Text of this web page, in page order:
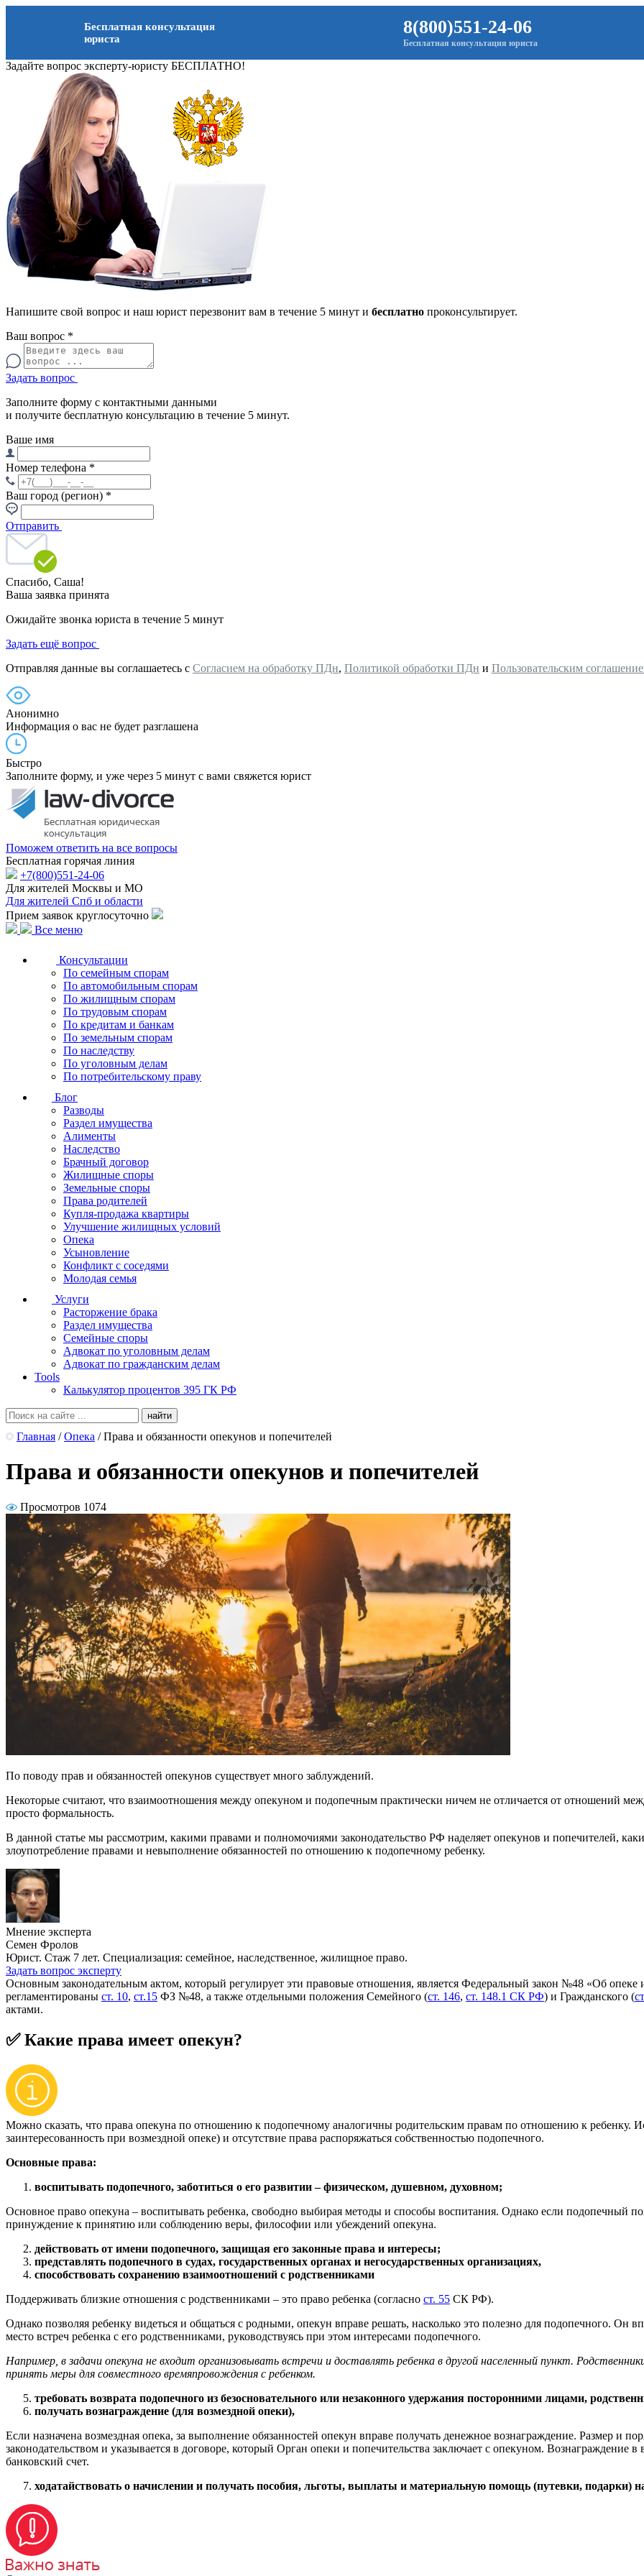
Бесплатная консультация
юриста
8(800)551-24-06
Бесплатная консультация юриста
Задайте вопрос эксперту-юристу БЕСПЛАТНО!
Напишите свой вопрос и наш юрист перезвонит вам в течение 5 минут и бесплатно проконсультирует.
Ваш вопрос *
Задать вопрос
Заполните форму с контактными данными
и получите бесплатную консультацию в течение 5 минут.
Ваше имя
Номер телефона *
Ваш город (регион) *
Отправить
Спасибо, Саша!
Ваша заявка принята
Ожидайте звонка юриста в течение 5 минут
Задать ещё вопрос
Отправляя данные вы соглашаетесь с Согласием на обработку ПДн, Политикой обработки ПДн и Пользовательским
Анонимно
Информация о вас не будет разглашена
Быстро
Заполните форму, и уже через 5 минут с вами свяжется юрист
Поможем ответить на все вопросы
Бесплатная горячая линия
+7(800)551-24-06
Для жителей Москвы и МО
Для жителей Спб и области
Прием заявок круглосуточно
Все меню
Консультации
По семейным спорам
По автомобильным спорам
По жилищным спорам
По трудовым спорам
По кредитам и банкам
По земельным спорам
По наследству
По уголовным делам
По потребительскому праву
Блог
Разводы
Раздел имущества
Алименты
Наследство
Брачный договор
Жилищные споры
Земельные споры
Права родителей
Купля-продажа квартиры
Улучшение жилищных условий
Опека
Усыновление
Конфликт с соседями
Молодая семья
Услуги
Расторжение брака
Раздел имущества
Семейные споры
Адвокат по уголовным делам
Адвокат по гражданским делам
Tools
Калькулятор процентов 395 ГК РФ
Главная / Опека / Права и обязанности опекунов и попечителей
Права и обязанности опекунов и попечителей
Просмотров 1074
По поводу прав и обязанностей опекунов существует много заблуждений.
Некоторые считают, что взаимоотношения между опекуном и подопечным практически ничем не отличается от отношений
просто формальность.
В данной статье мы рассмотрим, какими правами и полномочиями законодательство РФ наделяет опекунов и попечителей,
злоупотребление правами и невыполнение обязанностей по отношению к подопечному ребенку.
Мнение эксперта
Семен Фролов
Юрист. Стаж 7 лет. Специализация: семейное, наследственное, жилищное право.
Задать вопрос эксперту
Основным законодательным актом, который регулирует эти правовые отношения, является Федеральный закон №48 «Об опеке
регламентированы ст. 10, ст.15 ФЗ №48, а также отдельными положения Семейного (ст. 146, ст. 148.1 СК РФ) и Гражданского (
актами.
✅ Какие права имеет опекун?
Можно сказать, что права опекуна по отношению к подопечному аналогичны родительским правам по отношению к ребенку.
заинтересованность при возмездной опеке) и отсутствие права распоряжаться собственностью подопечного.
Основные права:
воспитывать подопечного, заботиться о его развитии – физическом, душевном, духовном;
Основное право опекуна – воспитывать ребенка, свободно выбирая методы и способы воспитания. Однако если подопечный
принуждение к принятию или соблюдению веры, философии или убеждений опекуна.
действовать от имени подопечного, защищая его законные права и интересы;
представлять подопечного в судах, государственных органах и негосударственных организациях,
способствовать сохранению взаимоотношений с родственниками
Поддерживать близкие отношения с родственниками – это право ребенка (согласно ст. 55 СК РФ).
Однако позволяя ребенку видеться и общаться с родными, опекун вправе решать, насколько это полезно для подопечного. Он
место встреч ребенка с его родственниками, руководствуясь при этом интересами подопечного.
Например, в задачи опекуна не входит организовывать встречи и доставлять ребенка в другой населенный пункт.
принять меры для совместного времяпровождения с ребенком.
требовать возврата подопечного из безосновательного или незаконного удержания посторонними лицами,
получать вознаграждение (для возмездной опеки),
Если назначена возмездная опека, за выполнение обязанностей опекун вправе получать денежное вознаграждение. Размер и
законодательством и указывается в договоре, который Орган опеки и попечительства заключает с опекуном. Вознаграждение
банковский счет.
ходатайствовать о начислении и получать пособия, льготы, выплаты и материальную помощь (путевки, подарки)